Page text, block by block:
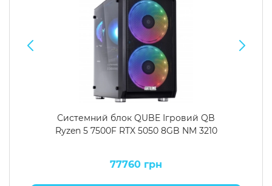
Системний блок QUBE Ігровий QB
Ryzen 5 7500F RTX 5050 8GB NM 3210
77760 грн